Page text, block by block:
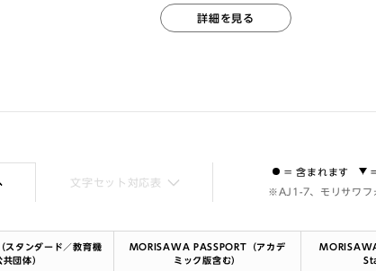
詳細を見る
文字セット対応表
= 含まれます
※AJ1-7、モリサワフ
タンダード／教育機
共団体）
MORISAWA PASSPORT（アカデ
ミック版含む）